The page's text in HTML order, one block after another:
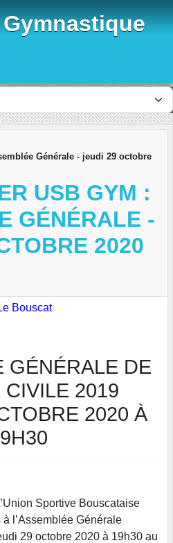
Gymnastique
Générale - jeudi 29 octobre
USB GYM :
GÉNÉRALE -
2020
Bouscat
GÉNÉRALE DE
CIVILE 2019
2020 À
Sportive Bouscataise
l’Assemblée Générale
29 octobre 2020 à 19h30 au